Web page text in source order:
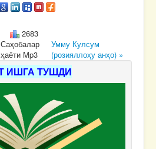
2683
Саҳобалар
ҳаёти Mp3
Умму Кулсум
(розияллоҳу анҳо) »
ИШГА ТУШДИ